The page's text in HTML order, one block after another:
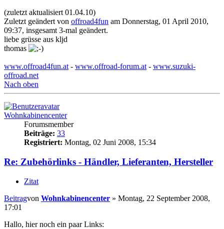
(zuletzt aktualisiert 01.04.10)
Zuletzt geändert von offroad4fun am Donnerstag, 01 April 2010,
09:37, insgesamt 3-mal geändert.
liebe grüsse aus kljd
thomas
www.offroad4fun.at - www.offroad-forum.at - www.suzuki-
offroad.net
Nach oben
Wohnkabinencenter
Forumsmember
Beiträge: 33
Registriert: Montag, 02 Juni 2008, 15:34
Re: Zubehörlinks - Händler, Lieferanten, Hersteller
Zitat
Beitragvon Wohnkabinencenter » Montag, 22 September 2008,
17:01
Hallo, hier noch ein paar Links: